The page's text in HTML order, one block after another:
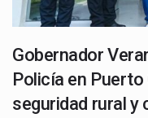
Gobernador
Policía en
seguridad rural y